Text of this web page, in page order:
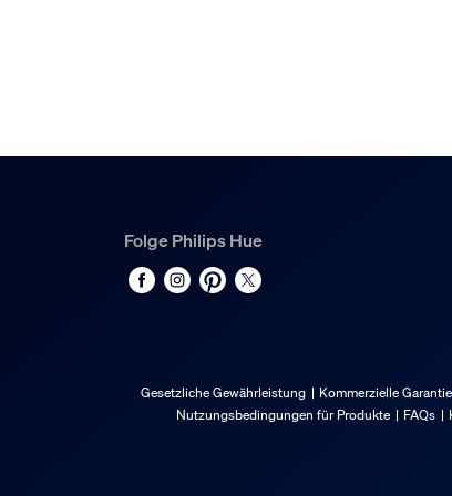
Zeitgenössisch
Ja
EAN/UPC - Produkt
8719514382626
Folge Philips Hue
Gesetzliche Gewährleistung Kommerzielle Garantie
Nutzungsbedingungen für Produkte
FAQs